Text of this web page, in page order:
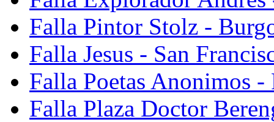
Falla Pintor Stolz -
Falla Jesus - San
Falla Poetas Anonimos
Falla Plaza Doctor